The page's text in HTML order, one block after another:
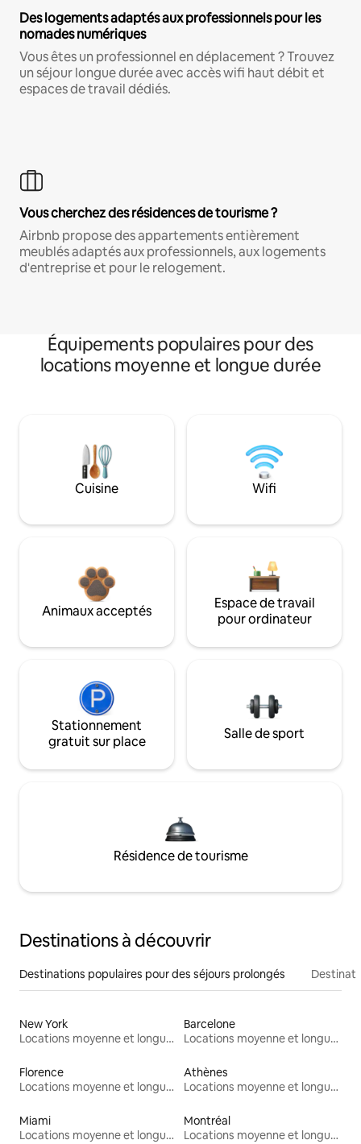
Des logements adaptés aux professionnels pour les
nomades numériques
Vous êtes un professionnel en déplacement ? Trouvez
un séjour longue durée avec accès wifi haut débit et
espaces de travail dédiés.
Vous cherchez des résidences de tourisme ?
Airbnb propose des appartements entièrement
meublés adaptés aux professionnels, aux logements
d'entreprise et pour le relogement.
Équipements populaires pour des
locations moyenne et longue durée
Cuisine Wifi
Animaux acceptés
Espace de travail
pour ordinateur
Stationnement
gratuit sur place
Salle de sport
Résidence de tourisme
Destinations à découvrir
Destinations populaires pour des séjours prolongés
New York
Locations moyenne et longue durée
Barcelone
Locations moyenne et longue durée
Florence
Locations moyenne et longue durée
Athènes
Locations moyenne et longue durée
Miami
Locations moyenne et longue durée
Montréal
Locations moyenne et longue durée